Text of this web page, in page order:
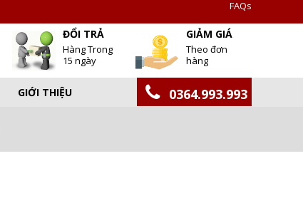
FAQs
ĐỔI TRẢ
Hàng Trong
15 ngày
GIẢM GIÁ
Theo đơn
hàng
GIỚI THIỆU 0364.993.993